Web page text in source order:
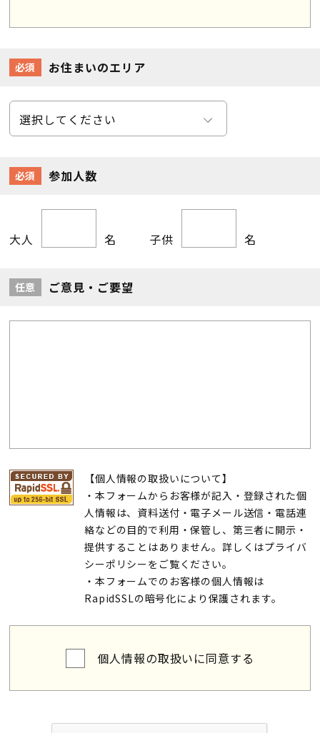
必須 お住まいのエリア
必須 参加人数
大人 名 子供 名
任意 ご意見・ご要望
【個人情報の取扱いについて】
・本フォームからお客様が記入・登録された個
人情報は、資料送付・電子メール送信・電話連
絡などの目的で利用・保管し、第三者に開示・
提供することはありません。詳しくはプライバ
シーポリシーをご覧ください。
・本フォームでのお客様の個人情報は
RapidSSLの暗号化により保護されます。
個人情報の取扱いに同意する